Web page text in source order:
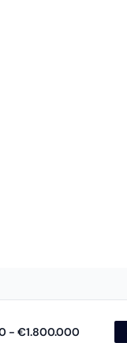
- €1.800.000